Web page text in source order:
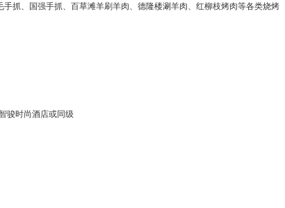
抓、国强手抓、百草滩羊刷羊肉、德隆楼涮羊肉、红柳枝烤肉等各类烧烤
骏时尚酒店或同级